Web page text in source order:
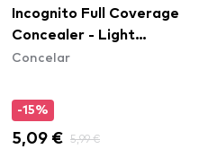
Incognito Full Coverage
Concealer - Light
Medium
Concelar
-15%
5,09 € 5,99 €